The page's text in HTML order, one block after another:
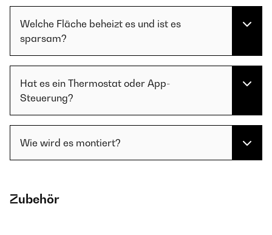
Welche Fläche beheizt es und ist es
sparsam?
Hat es ein Thermostat oder App-
Steuerung?
Wie wird es montiert?
Zubehör